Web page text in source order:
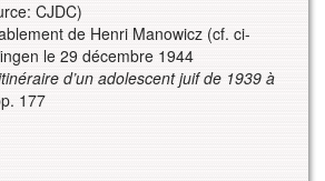
CJDC)
de Henri Manowicz (cf. ci-
le 29 décembre 1944
d’un adolescent juif de 1939 à
177